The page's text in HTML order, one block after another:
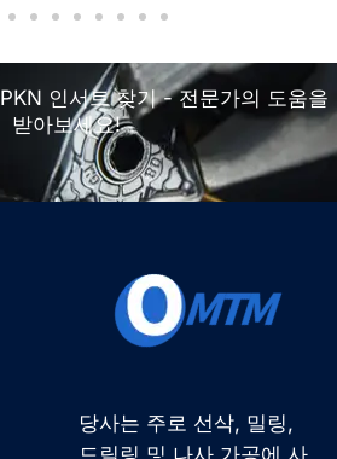
인서트 찾기 - 전문가의 도움을
받아보세요!
당사는 주로 선삭, 밀링,
드릴링 및 나사 가공에 사